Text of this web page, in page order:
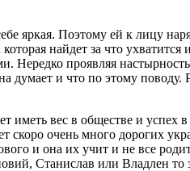
яркая. Поэтому ей к лицу
найдет за что
Нередко проявляя
думает и что по этому
иметь вес в обществе и
очень много дорогих
и она их учит и не все
Станислав или Владлен то